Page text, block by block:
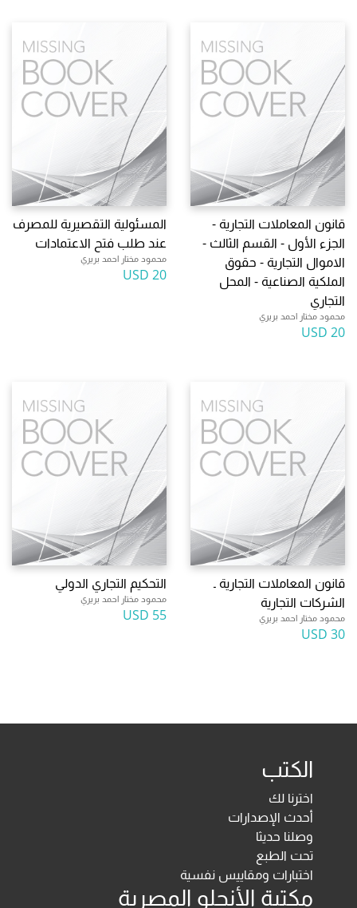
قانون المعاملات التجارية -
الجزء الأول - القسم الثالث -
الاموال التجارية - حقوق
الملكية الصناعية - المحل
التجاري
محمود مختار احمد بريري
20 USD
المسئولية التقصيرية للمصرف
عند طلب فتح الاعتمادات
محمود مختار احمد بريري
20 USD
قانون المعاملات التجارية ـ
الشركات التجارية
محمود مختار احمد بريري
30 USD
التحكيم التجاري الدولي
محمود مختار احمد بريري
55 USD
الكتب
اخترنا لك
أحدث الإصدارات
وصلنا حديثا
تحت الطبع
اختبارات ومقاييس نفسية
مكتبة الأنجلو المصرية